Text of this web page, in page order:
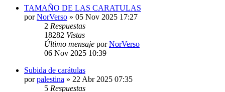
TAMAÑO DE LAS CARATULAS
porNorVerso » 05 Nov 2025 17:27
2 Respuestas
18282 Vistas
Último mensaje porNorVerso
06 Nov 2025 10:39
Subida de carátulas
porpalestina » 22 Abr 2025 07:35
5 Respuestas